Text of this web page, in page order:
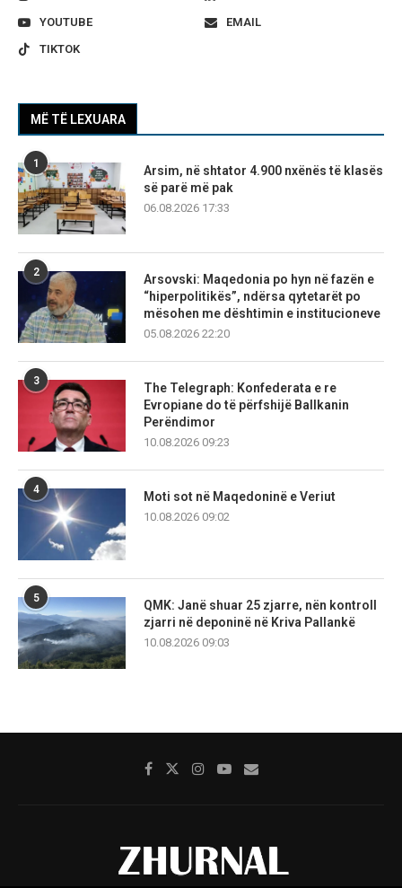
YOUTUBE
EMAIL
TIKTOK
MË TË LEXUARA
1
Arsim, në shtator 4.900 nxënës të klasës
së parë më pak
06.08.2026 17:33
2
Arsovski: Maqedonia po hyn në fazën e
“hiperpolitikës”, ndërsa qytetarët po
mësohen me dështimin e institucioneve
05.08.2026 22:20
3
The Telegraph: Konfederata e re
Evropiane do të përfshijë Ballkanin
Perëndimor
10.08.2026 09:23
4
Moti sot në Maqedoninë e Veriut
10.08.2026 09:02
5
QMK: Janë shuar 25 zjarre, nën kontroll
zjarri në deponinë në Kriva Pallankë
10.08.2026 09:03